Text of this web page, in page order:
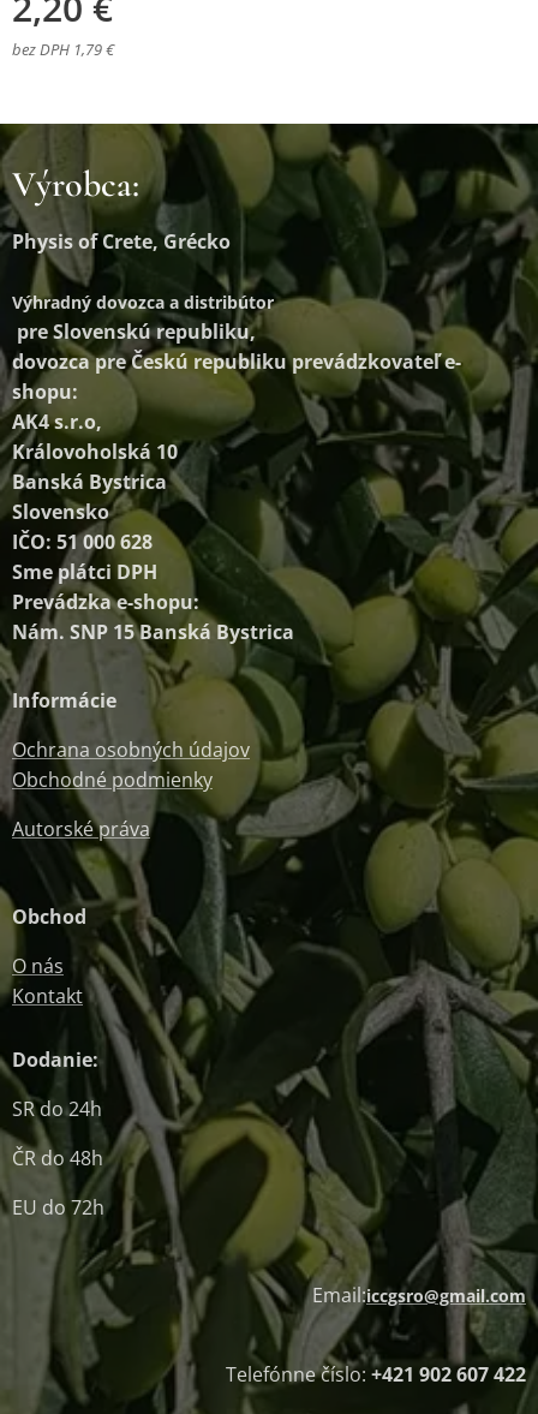
bez DPH 1,79 €
Výrobca:
Physis of Crete, Grécko
Výhradný dovozca a distribútor
pre Slovenskú republiku,
dovozca pre Českú republiku prevádzkovateľ e-
shopu:
AK4 s.r.o,
Královoholská 10
Banská Bystrica
Slovensko
IČO: 51 000 628
Sme plátci DPH
Prevádzka e-shopu:
Nám. SNP 15 Banská Bystrica
Informácie
Ochrana osobných údajov
Obchodné podmienky
Autorské práva
Obchod
O nás
Kontakt
Dodanie:
SR do 24h
ČR do 48h
EU do 72h
Email:iccgsro@gmail.com
Telefónne číslo: +421 902 607 422